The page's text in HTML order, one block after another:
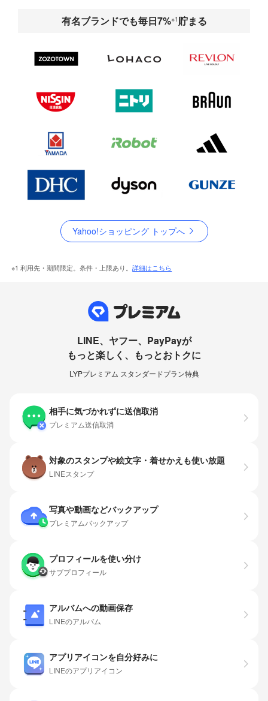
有名ブランドでも毎日7%※1貯まる
Yahoo!ショッピング トップへ
※1 利用先・期間限定。条件・上限あり。詳細はこちら
LINE、ヤフー、PayPayが
もっと楽しく、もっとおトクに
LYPプレミアム スタンダードプラン特典
相手に気づかれずに送信取消
プレミアム送信取消
対象のスタンプや絵文字・着せかえも使い放題
LINEスタンプ
写真や動画などバックアップ
プレミアムバックアップ
プロフィールを使い分け
サブプロフィール
アルバムへの動画保存
LINEのアルバム
アプリアイコンを自分好みに
LINEのアプリアイコン